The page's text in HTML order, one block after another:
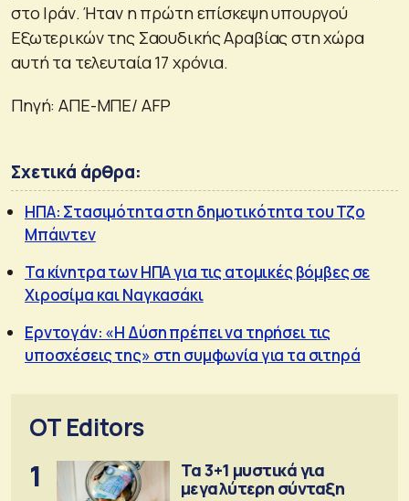
στο Ιράν. Ήταν η πρώτη επίσκεψη υπουργού
Εξωτερικών της Σαουδικής Αραβίας στη χώρα
αυτή τα τελευταία 17 χρόνια.
Πηγή:ΑΠΕ-ΜΠΕ/ AFP
Σχετικά άρθρα:
ΗΠΑ: Στασιμότητα στη δημοτικότητα του Τζο
Μπάιντεν
Τα κίνητρα των ΗΠΑ για τις ατομικές βόμβες σε
Χιροσίμα και Ναγκασάκι
Ερντογάν: «Η Δύση πρέπει να τηρήσει τις
υποσχέσεις της» στη συμφωνία για τα σιτηρά
OT Editors
1
Τα 3+1 μυστικά για
μεγαλύτερη σύνταξη